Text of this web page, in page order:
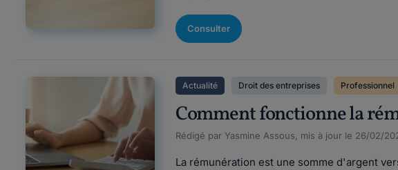
Consulter
Actualité Droit des entreprises Professionnel
Comment fonctionne la
Rédigé par Yasmine Assous, mis à jour le 26/02/
La rémunération est une somme d'argent